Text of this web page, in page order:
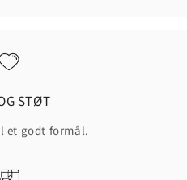
STØT
et godt formål.